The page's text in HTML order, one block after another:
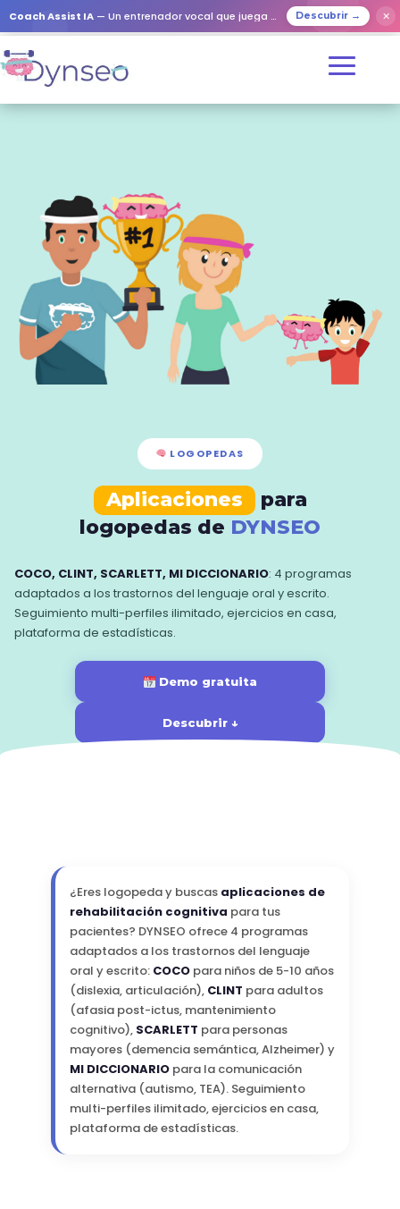
Coach Assist IA — Un entrenador vocal que juega con tus seres queridos Descubrir → ✕
LOGOPEDAS
Aplicaciones para
logopedas de DYNSEO
COCO, CLINT, SCARLETT, MI DICCIONARIO: 4 programas
adaptados a los trastornos del lenguaje oral y escrito.
Seguimiento multi-perfiles ilimitado, ejercicios en casa,
plataforma de estadísticas.
Demo gratuita
Descubrir ↓
¿Eres logopeda y buscas aplicaciones de
rehabilitación cognitiva para tus
pacientes? DYNSEO ofrece 4 programas
adaptados a los trastornos del lenguaje
oral y escrito: COCOpara niños de 5-10 años
(dislexia, articulación), CLINT para adultos
(afasia post-ictus, mantenimiento
cognitivo), SCARLETT para personas
mayores (demencia semántica, Alzheimer) y
MI DICCIONARIOpara la comunicación
alternativa (autismo, TEA). Seguimiento
multi-perfiles ilimitado, ejercicios en casa,
plataforma de estadísticas.